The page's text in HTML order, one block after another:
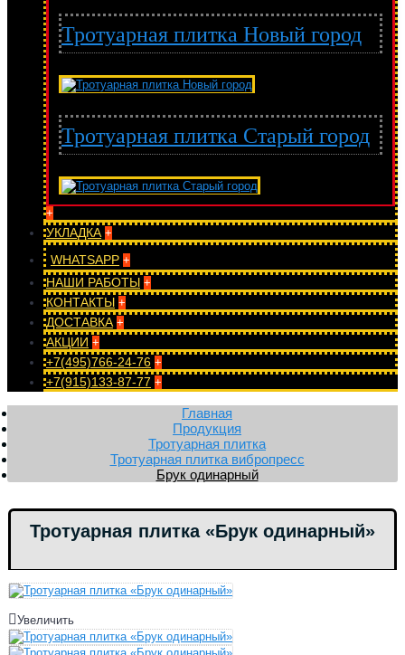
Тротуарная плитка Новый город
Тротуарная плитка Старый город
+
УКЛАДКА +
WHATSAPP +
НАШИ РАБОТЫ +
КОНТАКТЫ +
ДОСТАВКА +
АКЦИИ +
+7(495)766-24-76 +
+7(915)133-87-77 +
Главная
Продукция
Тротуарная плитка
Тротуарная плитка вибропресс
Брук одинарный
Тротуарная плитка «Брук одинарный»
Увеличить